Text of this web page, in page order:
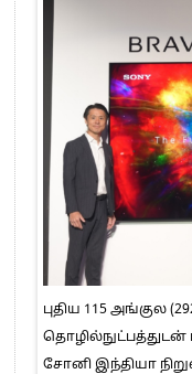
புதிய 115 அங்குல
தொழில்நுட்பத்துடன்
சோனி இந்தியா